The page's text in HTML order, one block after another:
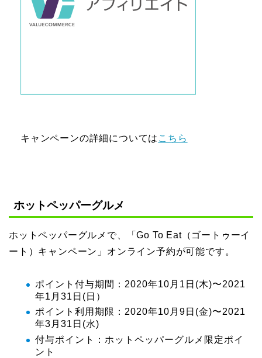
キャンペーンの詳細については こちら
ホットペッパーグルメ
ホットペッパーグルメで、「Go To Eat（ゴートゥーイ
ート）キャンペーン」オンライン予約が可能です。
ポイント付与期間：2020年10月1日(木)〜2021
年1月31日(日）
ポイント利用期限：2020年10月9日(金)〜2021
年3月31日(水)
付与ポイント：ホットペッパーグルメ限定ポイ
ント